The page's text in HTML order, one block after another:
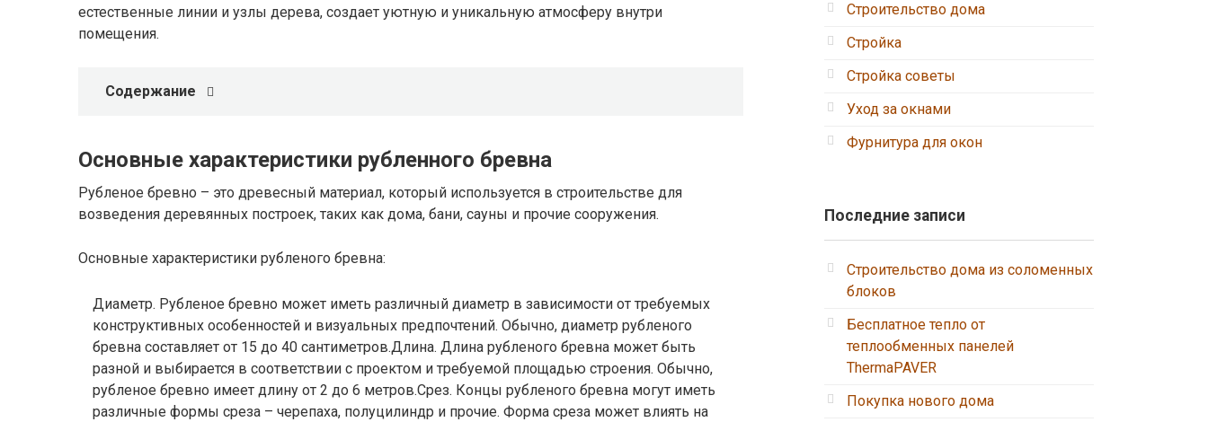
естественные линии и узлы дерева, создает уютную и уникальную атмосферу внутри
помещения.
Содержание
Основные характеристики рубленного бревна
Рубленое бревно – это древесный материал, который используется в строительстве для
возведения деревянных построек, таких как дома, бани, сауны и прочие сооружения.
Основные характеристики рубленого бревна:
Диаметр. Рубленое бревно может иметь различный диаметр в зависимости от требуемых
конструктивных особенностей и визуальных предпочтений. Обычно, диаметр рубленого
бревна составляет от 15 до 40 сантиметров.Длина. Длина рубленого бревна может быть
разной и выбирается в соответствии с проектом и требуемой площадью строения. Обычно,
рубленое бревно имеет длину от 2 до 6 метров.Срез. Концы рубленого бревна могут иметь
различные формы среза – черепаха, полуцилиндр и прочие. Форма среза может влиять на
Строительство дома
Стройка
Стройка советы
Уход за окнами
Фурнитура для окон
Последние записи
Строительство дома из соломенных
блоков
Бесплатное тепло от
теплообменных панелей
ThermaPAVER
Покупка нового дома